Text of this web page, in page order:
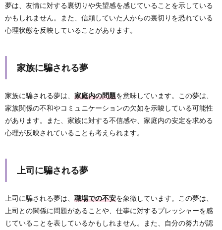
夢は、友情に対する裏切りや失望感を感じていることを示している
かもしれません。また、信頼していた人からの裏切りを恐れている
心理状態を反映していることがあります。
家族に騙される夢
家族に騙される夢は、 家庭内の問題を意味しています。この夢は、
家族関係の不和やコミュニケーションの欠如を示唆している可能性
があります。また、家族に対する不信感や、家庭内の安定を求める
心理が反映されていることも考えられます。
上司に騙される夢
上司に騙される夢は、 職場での不安を象徴しています。この夢は、
上司との関係に問題があることや、仕事に対するプレッシャーを感
じていることを表しているかもしれません。また、自分の努力が認